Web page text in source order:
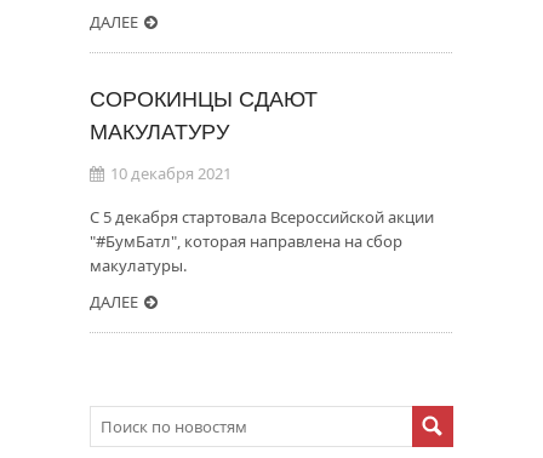
ДАЛЕЕ
СОРОКИНЦЫ СДАЮТ
МАКУЛАТУРУ
10 декабря 2021
С 5 декабря стартовала Всероссийской акции
"#БумБатл", которая направлена на сбор
макулатуры.
ДАЛЕЕ